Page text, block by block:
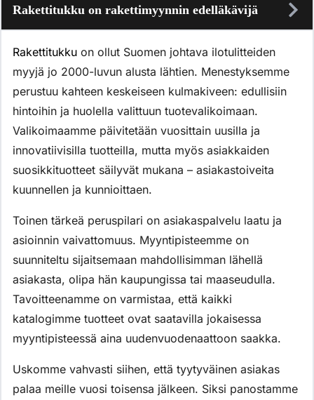
Rakettitukku on rakettimyynnin edelläkävijä
Rakettitukku on ollut Suomen johtava ilotulitteiden
myyjä jo 2000-luvun alusta lähtien. Menestyksemme
perustuu kahteen keskeiseen kulmakiveen: edullisiin
hintoihin ja huolella valittuun tuotevalikoimaan.
Valikoimaamme päivitetään vuosittain uusilla ja
innovatiivisilla tuotteilla, mutta myös asiakkaiden
suosikkituotteet säilyvät mukana – asiakastoiveita
kuunnellen ja kunnioittaen.
Toinen tärkeä peruspilari on asiakaspalvelu laatu ja
asioinnin vaivattomuus. Myyntipisteemme on
suunniteltu sijaitsemaan mahdollisimman lähellä
asiakasta, olipa hän kaupungissa tai maaseudulla.
Tavoitteenamme on varmistaa, että kaikki
katalogimme tuotteet ovat saatavilla jokaisessa
myyntipisteessä aina uudenvuodenaattoon saakka.
Uskomme vahvasti siihen, että tyytyväinen asiakas
palaa meille vuosi toisensa jälkeen. Siksi panostamme